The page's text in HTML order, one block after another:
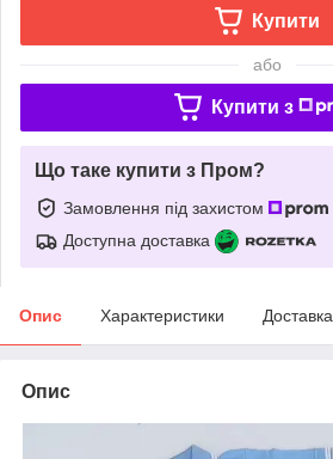
Купити
або
Купити з
Що таке купити з Пром?
Замовлення під захистом
Доступна доставка
Опис Характеристики Доставка
Опис